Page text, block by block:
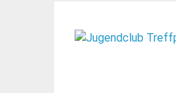
springen